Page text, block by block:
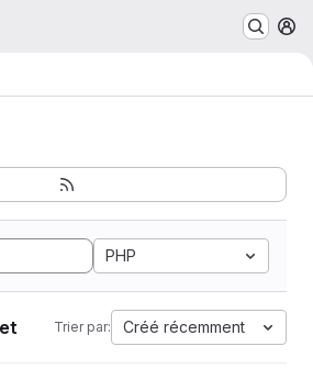
PHP
Trier par: Créé récemment